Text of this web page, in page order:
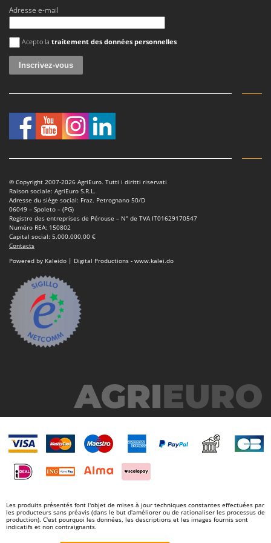
Trancheuses
Trancheuses de sol
Transpalettes
Treuils de débardage
Tronçonneuses
V
Lampacrescia - MGM
Landxcape
LAR Casalinghi
Lavor
Lisam
Lotusgrill
Macte Ovens
Makita
MAMMAMIA
Marcato
Marina Systems
Master
Mastercook
Masterpro
McCulloch
MCH
More than chef
MOVA
MTD
Adresse e-mail
Une erreur est survenue
Acepto la traitement des données personnelles
© Copyright 2007-2026 AgriEuro. Tutti i diritti riservati
Raison sociale: AgriEuro S.R.L.
Adresse du siège social: Fraz. Petrognano 50/D
06049 – Spoleto – (PG)
Registre des entreprises de Pérouse – N° de TVA IT01629170547
Numéro REA: 150802
Capital social: 5.000.000,00 €
Contacts
Powered by Kaleido | Digital Productions - www.kalei.do
Les produits présentés font l'objet de mises à jour techniques constantes effectuées par
les producteurs sans préavis (dans le but d'améliorer ou de rationaliser les processus de
production). C'est pourquoi les données, les descriptions et les images fournis sont
indicatifs et non contraignants.